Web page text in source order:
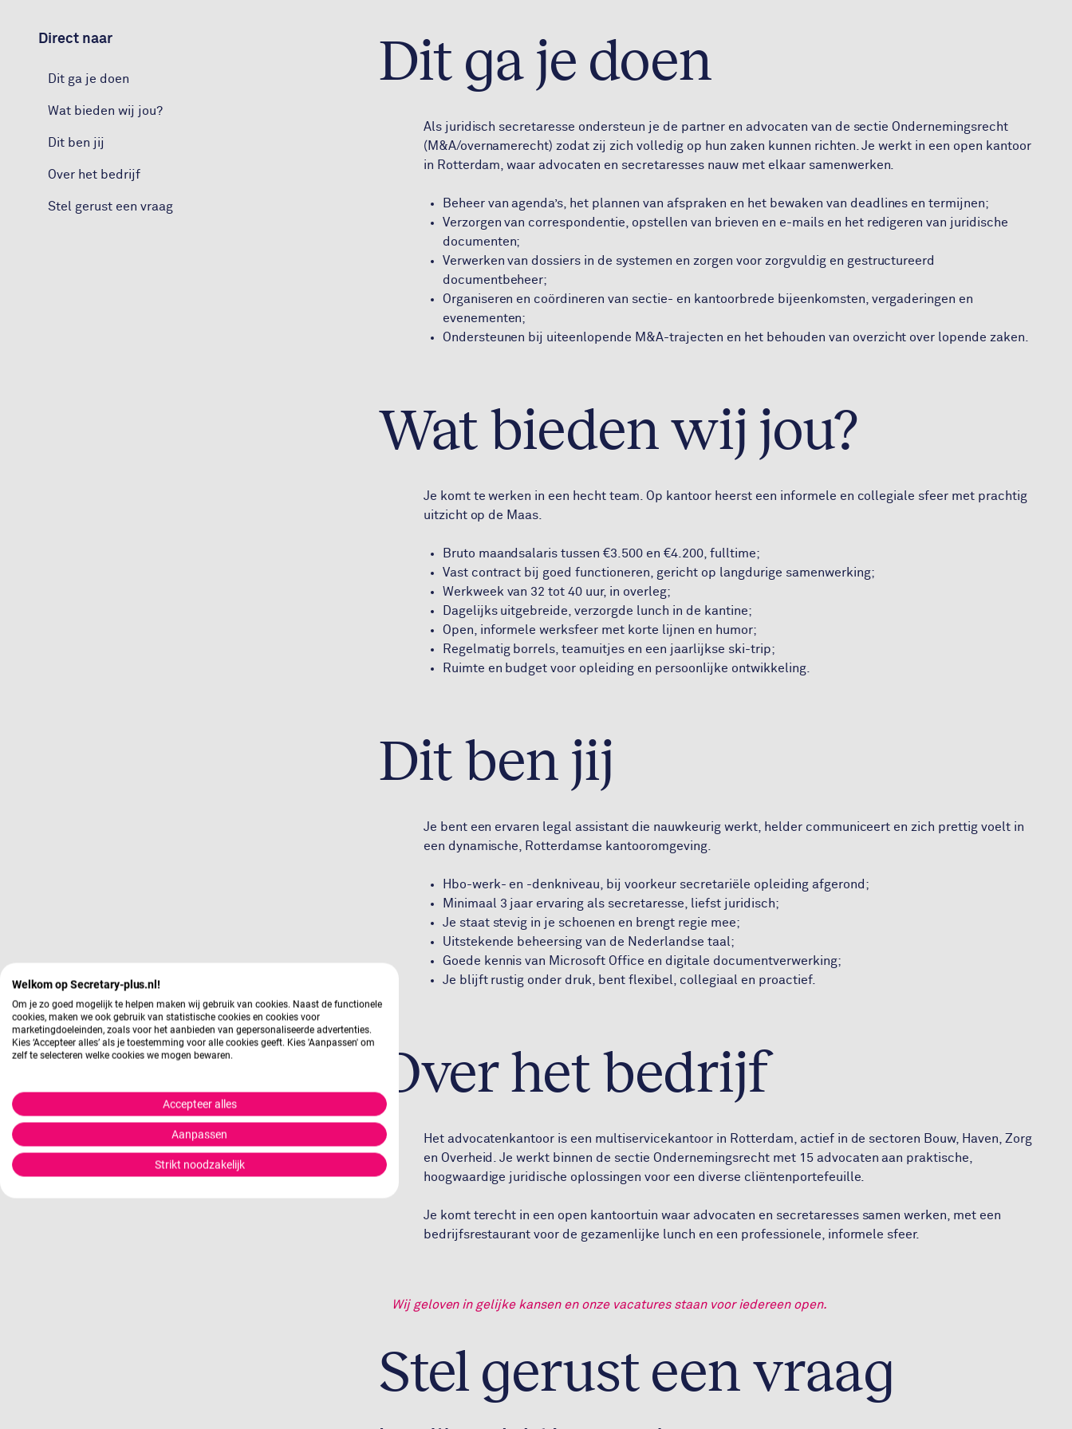
Direct naar
Dit ga je doen
Wat bieden wij jou?
Dit ben jij
Over het bedrijf
Stel gerust een vraag
Dit ga je doen
Als juridisch secretaresse ondersteun je de partner en advocaten van de sectie Ondernemingsrecht
(M&A/overnamerecht) zodat zij zich volledig op hun zaken kunnen richten. Je werkt in een open kantoor
in Rotterdam, waar advocaten en secretaresses nauw met elkaar samenwerken.
Beheer van agenda’s, het plannen van afspraken en het bewaken van deadlines en termijnen;
Verzorgen van correspondentie, opstellen van brieven en e-mails en het redigeren van juridische
documenten;
Verwerken van dossiers in de systemen en zorgen voor zorgvuldig en gestructureerd
documentbeheer;
Organiseren en coördineren van sectie- en kantoorbrede bijeenkomsten, vergaderingen en
evenementen;
Ondersteunen bij uiteenlopende M&A-trajecten en het behouden van overzicht over lopende zaken.
Wat bieden wij jou?
Je komt te werken in een hecht team. Op kantoor heerst een informele en collegiale sfeer met prachtig
uitzicht op de Maas.
Bruto maandsalaris tussen €3.500 en €4.200, fulltime;
Vast contract bij goed functioneren, gericht op langdurige samenwerking;
Werkweek van 32 tot 40 uur, in overleg;
Dagelijks uitgebreide, verzorgde lunch in de kantine;
Open, informele werksfeer met korte lijnen en humor;
Regelmatig borrels, teamuitjes en een jaarlijkse ski-trip;
Ruimte en budget voor opleiding en persoonlijke ontwikkeling.
Dit ben jij
Je bent een ervaren legal assistant die nauwkeurig werkt, helder communiceert en zich prettig voelt in
een dynamische, Rotterdamse kantooromgeving.
Hbo-werk- en -denkniveau, bij voorkeur secretariële opleiding afgerond;
Minimaal 3 jaar ervaring als secretaresse, liefst juridisch;
Je staat stevig in je schoenen en brengt regie mee;
Uitstekende beheersing van de Nederlandse taal;
Goede kennis van Microsoft Office en digitale documentverwerking;
Je blijft rustig onder druk, bent flexibel, collegiaal en proactief.
Over het bedrijf
Het advocatenkantoor is een multiservicekantoor in Rotterdam, actief in de sectoren Bouw, Haven, Zorg
en Overheid. Je werkt binnen de sectie Ondernemingsrecht met 15 advocaten aan praktische,
hoogwaardige juridische oplossingen voor een diverse cliëntenportefeuille.
Je komt terecht in een open kantoortuin waar advocaten en secretaresses samen werken, met een
bedrijfsrestaurant voor de gezamenlijke lunch en een professionele, informele sfeer.
Wij geloven in gelijke kansen en onze vacatures staan voor iedereen open.
Stel gerust een vraag
cookies, maken we ook gebruik van statistische cookies en cookies voor
marketingdoeleinden, zoals voor het aanbieden van gepersonaliseerde advertenties.
Kies ‘Accepteer alles’ als je toestemming voor alle cookies geeft. Kies 'Aanpassen' om
zelf te selecteren welke cookies we mogen bewaren.
Accepteer alles
Aanpassen
Strikt noodzakelijk